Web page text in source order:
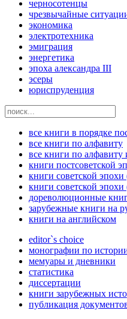
черносотенцы
чрезвычайные
экономика
электротехника
эмиграция
энергетика
эпоха александра III
эсеры
юриспруденция
все книги в порядке
все книги по алфавиту
все книги по алфавиту
книги постсоветской
книги советской
книги советской
дореволюционные
зарубежные книги на
книги на английском
editor`s choice
монографии по
мемуары и дневники
статистика
диссертации
книги зарубежных
публикация